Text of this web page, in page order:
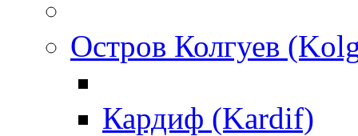
Остров Колгуев
Кардиф (Kardif)